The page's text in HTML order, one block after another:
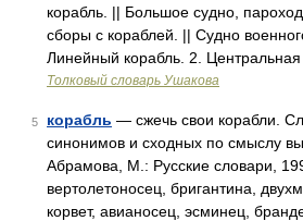
корабль. || Большое судно,
сборы с кораблей. || Судно
Линейный корабль. 2. Центральная
Толковый словарь Ушакова
5 корабль — сжечь свои корабли.
синонимов и сходных по смыслу
Абрамова, М.: Русские словари,
вертолетоносец, бригантина,
корвет, авианосец, эсминец,